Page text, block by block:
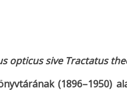
opticus sive Tractatus
(1896–1950)